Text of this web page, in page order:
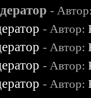
-
- Автор:
- Автор:
- Автор:
- Автор: